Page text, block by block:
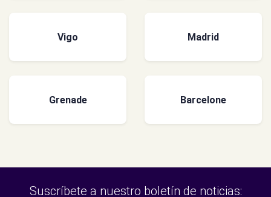
Vigo Madrid
Grenade Barcelone
Suscríbete a nuestro boletín de noticias: